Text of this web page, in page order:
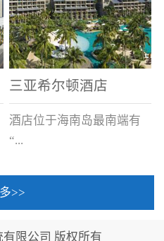
三亚希尔顿酒店
酒店位于海南岛最南端有
“...
中国的海岛天堂”之美称的
>>
限公司 版权所有